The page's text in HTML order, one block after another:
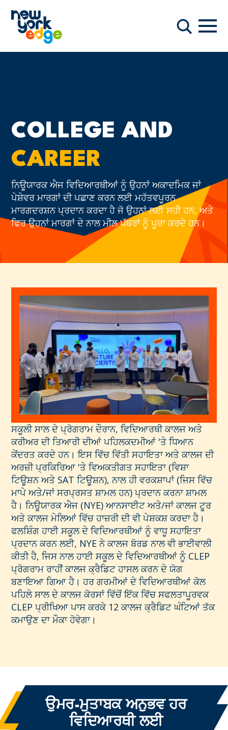
ਖੋਜ
COLLEGE AND
CAREER
ਨਿਊਯਾਰਕ ਐਜ ਵਿਦਿਆਰਥੀਆਂ ਨੂੰ ਉਹਨਾਂ ਅਕਾਦਮਿਕ ਜਾਂ
ਪੇਸ਼ੇਵਰ ਮਾਰਗਾਂ ਦੀ ਪਛਾਣ ਕਰਨ ਲਈ ਮਹੱਤਵਪੂਰਨ
ਮਾਰਗਦਰਸ਼ਨ ਪ੍ਰਦਾਨ ਕਰਦਾ ਹੈ ਜੋ ਉਹਨਾਂ ਲਈ ਸਹੀ ਹਨ, ਅਤੇ
ਫਿਰ ਉਹਨਾਂ ਮਾਰਗਾਂ ਦੇ ਨਾਲ ਮੀਲ ਪੱਥਰਾਂ ਨੂੰ ਪੂਰਾ ਕਰਦੇ ਹਨ।
ਸਕੂਲੀ ਸਾਲ ਦੇ ਪ੍ਰੋਗਰਾਮ ਦੌਰਾਨ, ਵਿਦਿਆਰਥੀ ਕਾਲਜ ਅਤੇ
ਕਰੀਅਰ ਦੀ ਤਿਆਰੀ ਦੀਆਂ ਪਹਿਲਕਦਮੀਆਂ 'ਤੇ ਧਿਆਨ
ਕੇਂਦਰਤ ਕਰਦੇ ਹਨ। ਇਸ ਵਿੱਚ ਵਿੱਤੀ ਸਹਾਇਤਾ ਅਤੇ ਕਾਲਜ ਦੀ
ਅਰਜ਼ੀ ਪ੍ਰਕਿਰਿਆ 'ਤੇ ਵਿਅਕਤੀਗਤ ਸਹਾਇਤਾ (ਵਿਸ਼ਾ
ਟਿਊਸ਼ਨ ਅਤੇ SAT ਟਿਊਸ਼ਨ), ਨਾਲ ਹੀ ਵਰਕਸ਼ਾਪਾਂ (ਜਿਸ ਵਿੱਚ
ਮਾਪੇ ਅਤੇ/ਜਾਂ ਸਰਪ੍ਰਸਤ ਸ਼ਾਮਲ ਹਨ) ਪ੍ਰਦਾਨ ਕਰਨਾ ਸ਼ਾਮਲ
ਹੈ। ਨਿਊਯਾਰਕ ਐਜ (NYE) ਆਨਸਾਈਟ ਅਤੇ/ਜਾਂ ਕਾਲਜ ਟੂਰ
ਅਤੇ ਕਾਲਜ ਮੇਲਿਆਂ ਵਿੱਚ ਹਾਜ਼ਰੀ ਦੀ ਵੀ ਪੇਸ਼ਕਸ਼ ਕਰਦਾ ਹੈ।
ਫਲਸ਼ਿੰਗ ਹਾਈ ਸਕੂਲ ਦੇ ਵਿਦਿਆਰਥੀਆਂ ਨੂੰ ਵਾਧੂ ਸਹਾਇਤਾ
ਪ੍ਰਦਾਨ ਕਰਨ ਲਈ, NYE ਨੇ ਕਾਲਜ ਬੋਰਡ ਨਾਲ ਵੀ ਭਾਈਵਾਲੀ
ਕੀਤੀ ਹੈ, ਜਿਸ ਨਾਲ ਹਾਈ ਸਕੂਲ ਦੇ ਵਿਦਿਆਰਥੀਆਂ ਨੂੰ CLEP
ਪ੍ਰੋਗਰਾਮ ਰਾਹੀਂ ਕਾਲਜ ਕ੍ਰੈਡਿਟ ਹਾਸਲ ਕਰਨ ਦੇ ਯੋਗ
ਬਣਾਇਆ ਗਿਆ ਹੈ। ਹਰ ਗਰਮੀਆਂ ਦੇ ਵਿਦਿਆਰਥੀਆਂ ਕੋਲ
ਪਹਿਲੇ ਸਾਲ ਦੇ ਕਾਲਜ ਕੋਰਸਾਂ ਵਿੱਚੋਂ ਇੱਕ ਵਿੱਚ ਸਫਲਤਾਪੂਰਵਕ
CLEP ਪ੍ਰੀਖਿਆ ਪਾਸ ਕਰਕੇ 12 ਕਾਲਜ ਕ੍ਰੈਡਿਟ ਘੰਟਿਆਂ ਤੱਕ
ਕਮਾਉਣ ਦਾ ਮੌਕਾ ਹੋਵੇਗਾ।
ਉਮਰ-ਮੁਤਾਬਕ ਅਨੁਭਵ ਹਰ
ਵਿਦਿਆਰਥੀ ਲਈ